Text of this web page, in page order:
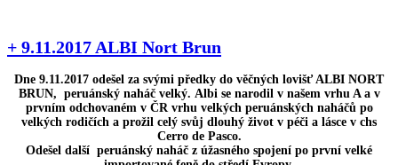
+ 9.11.2017 ALBI Nort Brun
Dne 9.11.2017 odešel za svými předky do věčných lovišť ALBI NORT
BRUN, peruánský naháč velký. Albi se narodil v našem vrhu A a v
prvním odchovaném v ČR vrhu velkých peruánských naháčů po
velkých rodičích a prožil celý svůj dlouhý život v péči a lásce v chs
Cerro de Pasco.
Odešel další peruánský naháč z úžasného spojení po první velké